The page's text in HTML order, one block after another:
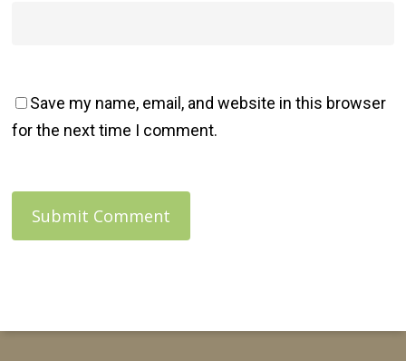
Save my name, email, and website in this browser
for the next time I comment.